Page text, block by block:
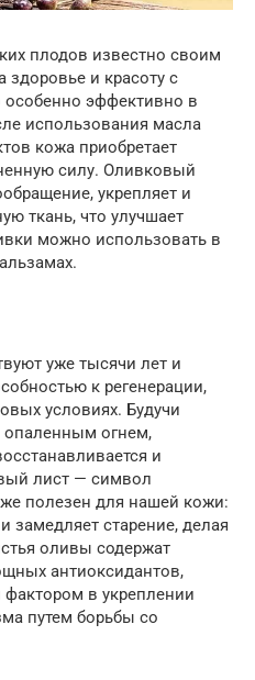
плодов известно своим
и красоту с
эффективно в
использования масла
кожа приобретает
силу. Оливковый
укрепляет и
ткань, что улучшает
можно использовать в
уже тысячи лет и
к регенерации,
условиях. Будучи
огнем,
и
лист — символ
полезен для нашей кожи:
замедляет старение, делая
оливы содержат
антиоксидантов,
в укреплении
путем борьбы со